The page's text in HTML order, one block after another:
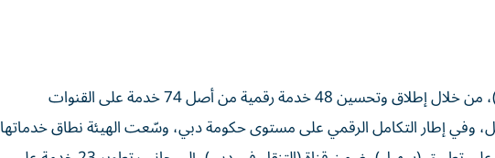
واصلت الهيئة تنفيذ مستهدفات (سياسة خدمات 360)، من خلال إطلاق وتحسين 48 خدمة رقمية من أصل 74 خدمة على القنوات
وفي إطار التكامل الرقمي على مستوى حكومة دبي، وسّعت الهيئة نطاق خدماتها